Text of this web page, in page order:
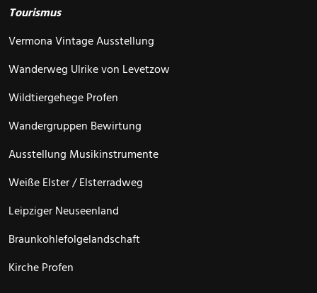
Tourismus
Vermona Vintage Ausstellung
Wanderweg Ulrike von Levetzow
Wildtiergehege Profen
Wandergruppen Bewirtung
Ausstellung Musikinstrumente
Weiße Elster / Elsterradweg
Leipziger Neuseenland
Braunkohlefolgelandschaft
Kirche Profen